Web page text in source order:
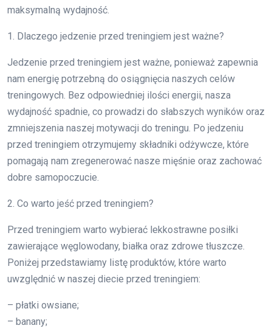
maksymalną wydajność.
1. Dlaczego jedzenie przed treningiem jest ważne?
Jedzenie przed treningiem jest ważne, ponieważ zapewnia
nam energię potrzebną do osiągnięcia naszych celów
treningowych. Bez odpowiedniej ilości energii, nasza
wydajność spadnie, co prowadzi do słabszych wyników oraz
zmniejszenia naszej motywacji do treningu. Po jedzeniu
przed treningiem otrzymujemy składniki odżywcze, które
pomagają nam zregenerować nasze mięśnie oraz zachować
dobre samopoczucie.
2. Co warto jeść przed treningiem?
Przed treningiem warto wybierać lekkostrawne posiłki
zawierające węglowodany, białka oraz zdrowe tłuszcze.
Poniżej przedstawiamy listę produktów, które warto
uwzględnić w naszej diecie przed treningiem:
– płatki owsiane;
– banany;